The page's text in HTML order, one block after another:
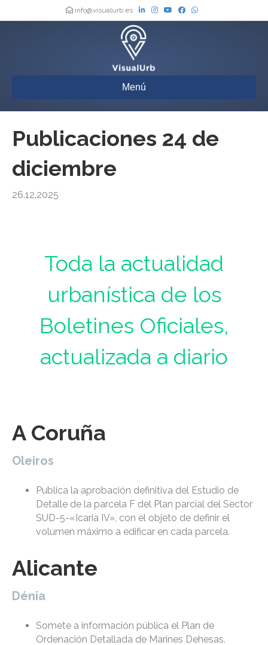
info@visualurb.es
Menú
Publicaciones 24 de
diciembre
26.12.2025
Toda la actualidad
urbanística de los
Boletines Oficiales,
actualizada a diario
A Coruña
Oleiros
Publica la aprobación definitiva del Estudio de
Detalle de la parcela F del Plan parcial del Sector
SUD-5-«Icaria IV», con el objeto de definir el
volumen máximo a edificar en cada parcela.
Alicante
Dénia
Somete a información pública el Plan de
Ordenación Detallada de Marines Dehesas.